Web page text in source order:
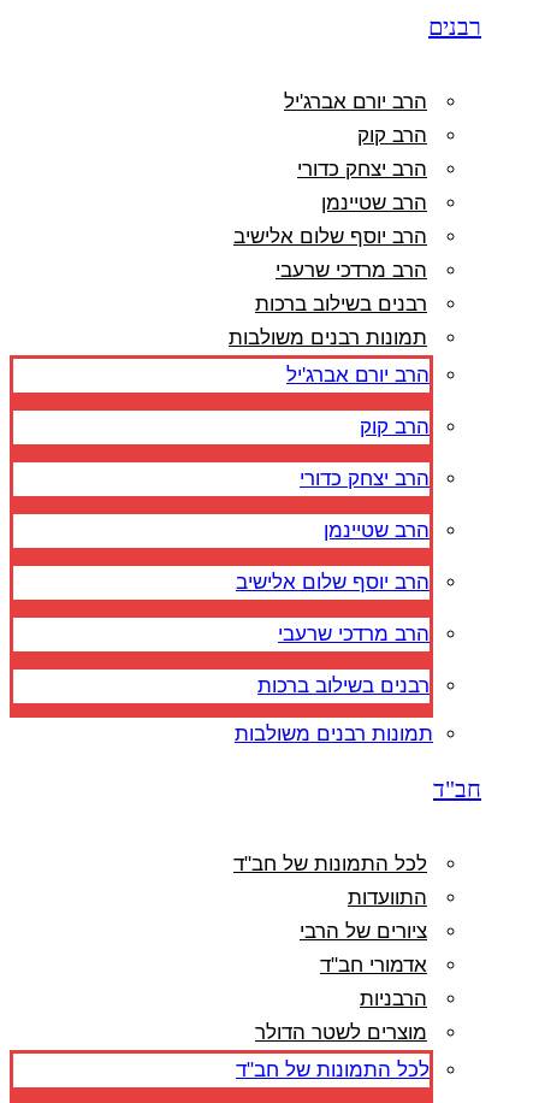
רבנים
הרב יורם אברג'יל
הרב קוק
הרב יצחק כדורי
הרב שטיינמן
הרב יוסף שלום אלישיב
הרב מרדכי שרעבי
רבנים בשילוב ברכות
תמונות רבנים משולבות
הרב יורם אברג'יל
הרב קוק
הרב יצחק כדורי
הרב שטיינמן
הרב יוסף שלום אלישיב
הרב מרדכי שרעבי
רבנים בשילוב ברכות
תמונות רבנים משולבות
חב"ד
לכל התמונות של חב"ד
התוועדות
ציורים של הרבי
אדמורי חב"ד
הרבניות
מוצרים לשטר הדולר
לכל התמונות של חב"ד